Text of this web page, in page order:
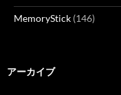
MemoryStick (146)
アーカイブ